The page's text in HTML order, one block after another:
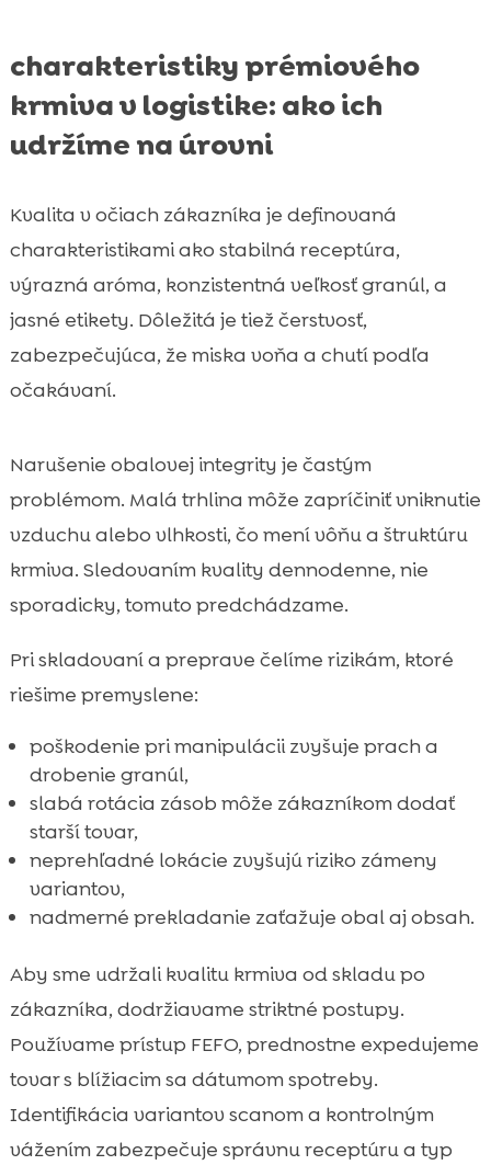
charakteristiky prémiového
krmiva v logistike: ako ich
udržíme na úrovni
Kvalita v očiach zákazníka je definovaná
charakteristikami ako stabilná receptúra,
výrazná aróma, konzistentná veľkosť granúl, a
jasné etikety. Dôležitá je tiež čerstvosť,
zabezpečujúca, že miska voňa a chutí podľa
očakávaní.
Narušenie obalovej integrity je častým
problémom. Malá trhlina môže zapríčiniť vniknutie
vzduchu alebo vlhkosti, čo mení vôňu a štruktúru
krmiva. Sledovaním kvality dennodenne, nie
sporadicky, tomuto predchádzame.
Pri skladovaní a preprave čelíme rizikám, ktoré
riešime premyslene:
poškodenie pri manipulácii zvyšuje prach a
drobenie granúl,
slabá rotácia zásob môže zákazníkom dodať
starší tovar,
neprehľadné lokácie zvyšujú riziko zámeny
variantov,
nadmerné prekladanie zaťažuje obal aj obsah.
Aby sme udržali kvalitu krmiva od skladu po
zákazníka, dodržiavame striktné postupy.
Používame prístup FEFO, prednostne expedujeme
tovar s blížiacim sa dátumom spotreby.
Identifikácia variantov scanom a kontrolným
vážením zabezpečuje správnu receptúru a typ